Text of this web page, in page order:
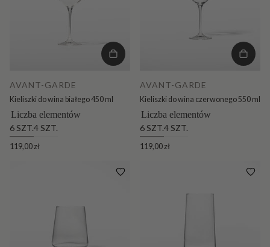
AVANT-GARDE
Kieliszki do wina białego 450 ml
Liczba elementów
6 SZT.4 SZT.
119,00 zł
AVANT-GARDE
Kieliszki do wina czerwonego 550 ml
Liczba elementów
6 SZT.4 SZT.
119,00 zł